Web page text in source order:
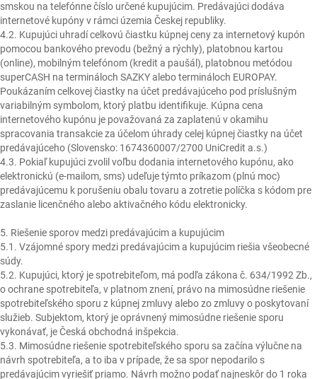
smskou na telefónne číslo určené kupujúcim. Predávajúci dodáva
internetové kupóny v rámci územia Českej republiky.
4.2. Kupujúci uhradí celkovú čiastku kúpnej ceny za internetový kupón
pomocou bankového prevodu (bežný a rýchly), platobnou kartou
(online), mobilným telefónom (kredit a paušál), platobnou metódou
superCASH na termináloch SAZKY alebo termináloch EUROPAY.
Poukázaním celkovej čiastky na účet predávajúceho pod príslušným
variabilným symbolom, ktorý platbu identifikuje. Kúpna cena
internetového kupónu je považovaná za zaplatenú v okamihu
spracovania transakcie za účelom úhrady celej kúpnej čiastky na účet
predávajúceho (Slovensko: 1674360007/2700 UniCredit a.s.)
4.3. Pokiaľ kupujúci zvolil voľbu dodania internetového kupónu, ako
elektronickú (e-mailom, sms) udeľuje týmto príkazom (plnú moc)
predávajúcemu k porušeniu obalu tovaru a zotretie políčka s kódom pre
zaslanie licenčného alebo aktivačného kódu elektronicky.
5. Riešenie sporov medzi predávajúcim a kupujúcim
5.1. Vzájomné spory medzi predávajúcim a kupujúcim riešia všeobecné
súdy.
5.2. Kupujúci, ktorý je spotrebiteľom, má podľa zákona č. 634/1992 Zb.,
o ochrane spotrebiteľa, v platnom znení, právo na mimosúdne riešenie
spotrebiteľského sporu z kúpnej zmluvy alebo zo zmluvy o poskytovaní
služieb. Subjektom, ktorý je oprávnený mimosúdne riešenie sporu
vykonávať, je Česká obchodná inšpekcia.
5.3. Mimosúdne riešenie spotrebiteľského sporu sa začína výlučne na
návrh spotrebiteľa, a to iba v prípade, že sa spor nepodarilo s
predávajúcim vyriešiť priamo. Návrh možno podať najneskôr do 1 roka